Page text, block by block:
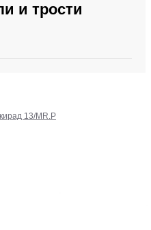
и трости
13/MR.P